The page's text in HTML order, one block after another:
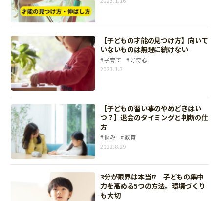
【子どもの才能の見つけ方】向いて
いないものは無理に続けない
子育て
好奇心
2023.1.3
【子どもの習い事のやめどきはい
つ？】退会のタイミングと判断の仕
方
悩み
教育
2022.8.29
3分が限界は本当!? 子どもの集中
力を高める5つの方法。環境づくり
も大切